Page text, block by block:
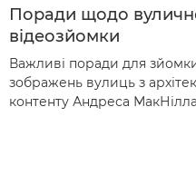
Поради щодо
відеозйомки
Важливі поради для
зображень вулиць з
контенту Андреса